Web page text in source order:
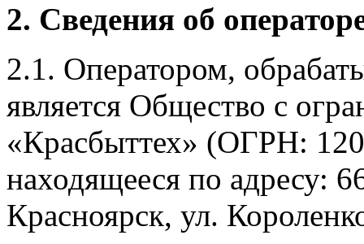
2. Сведения об
2.1. Оператором,
является Общество с
«Красбыттех» (ОГРН:
находящееся по адресу:
Красноярск, ул.